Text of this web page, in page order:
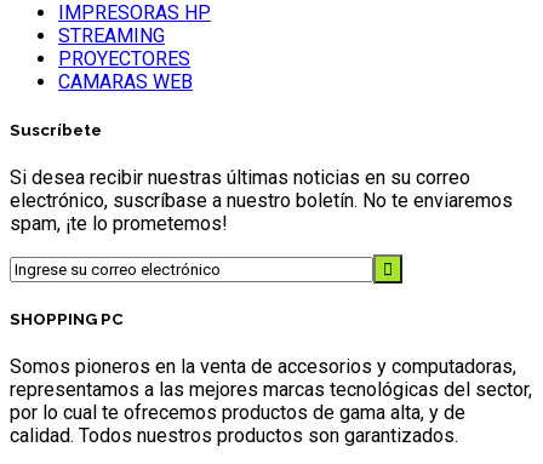
IMPRESORAS HP
STREAMING
PROYECTORES
CAMARAS WEB
Suscríbete
Si desea recibir nuestras últimas noticias en su correo
electrónico, suscríbase a nuestro boletín. No te enviaremos
spam, ¡te lo prometemos!
SHOPPING PC
Somos pioneros en la venta de accesorios y computadoras,
representamos a las mejores marcas tecnológicas del sector,
por lo cual te ofrecemos productos de gama alta, y de
calidad. Todos nuestros productos son garantizados.